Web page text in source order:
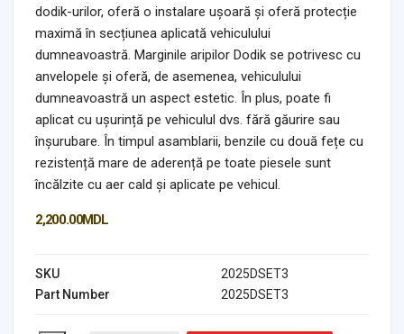
dodik-urilor, oferă o instalare ușoară și oferă protecție
maximă în secțiunea aplicată vehiculului
dumneavoastră. Marginile aripilor Dodik se potrivesc cu
anvelopele și oferă, de asemenea, vehiculului
dumneavoastră un aspect estetic. În plus, poate fi
aplicat cu ușurință pe vehiculul dvs. fără găurire sau
înșurubare. În timpul asamblarii, benzile cu două fețe cu
rezistență mare de aderență pe toate piesele sunt
încălzite cu aer cald și aplicate pe vehicul.
2,200.00MDL
SKU
2025DSET3
Part Number
2025DSET3